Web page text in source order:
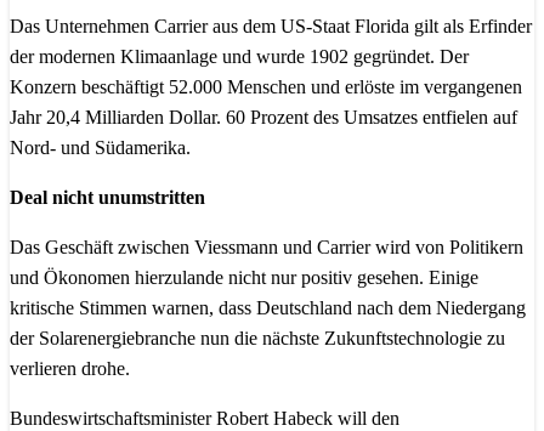
Das Unternehmen Carrier aus dem US-Staat Florida gilt als Erfinder
der modernen Klimaanlage und wurde 1902 gegründet. Der
Konzern beschäftigt 52.000 Menschen und erlöste im vergangenen
Jahr 20,4 Milliarden Dollar. 60 Prozent des Umsatzes entfielen auf
Nord- und Südamerika.
Deal nicht unumstritten
Das Geschäft zwischen Viessmann und Carrier wird von Politikern
und Ökonomen hierzulande nicht nur positiv gesehen. Einige
kritische Stimmen warnen, dass Deutschland nach dem Niedergang
der Solarenergiebranche nun die nächste Zukunftstechnologie zu
verlieren drohe.
Bundeswirtschaftsminister Robert Habeck will den